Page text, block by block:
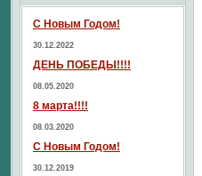
С Новым Годом!
30.12.2022
ДЕНЬ ПОБЕДЫ!!!!
08.05.2020
8 марта!!!!
08.03.2020
С Новым Годом!
30.12.2019